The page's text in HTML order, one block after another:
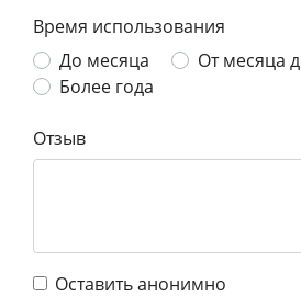
Время использования
До месяца
От месяца
Более года
Отзыв
Оставить анонимно